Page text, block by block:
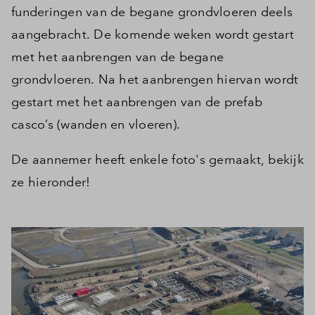
funderingen van de begane grondvloeren deels
aangebracht. De komende weken wordt gestart
met het aanbrengen van de begane
grondvloeren. Na het aanbrengen hiervan wordt
gestart met het aanbrengen van de prefab
casco’s (wanden en vloeren).
De aannemer heeft enkele foto's gemaakt, bekijk
ze hieronder!